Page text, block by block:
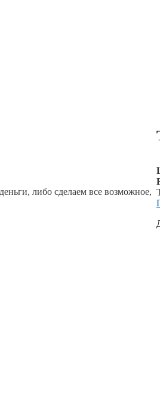
либо сделаем все возможное,